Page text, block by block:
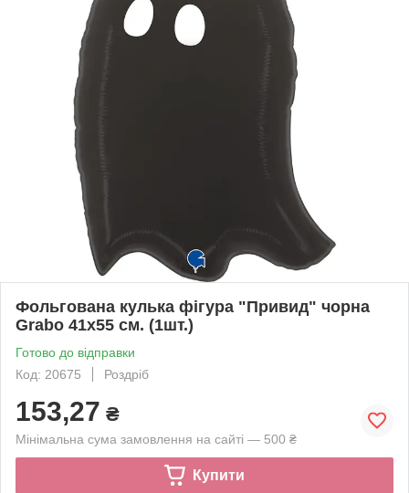
Фольгована кулька фігура "Привид" чорна
Grabo 41x55 см. (1шт.)
Готово до відправки
Код: 20675
Роздріб
153,27 ₴
Мінімальна сума замовлення на сайті — 500 ₴
Купити